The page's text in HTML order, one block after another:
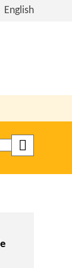
Bekijk
English